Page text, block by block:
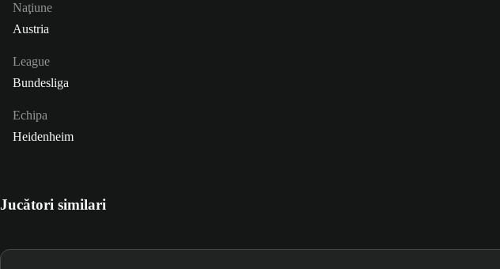
Naţiune
Austria
League
Bundesliga
Echipa
Heidenheim
Jucători similari